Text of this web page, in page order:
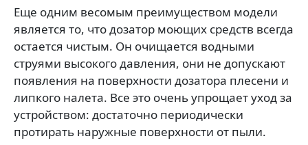
Еще одним весомым преимуществом модели
является то, что дозатор моющих средств всегда
остается чистым. Он очищается водными
струями высокого давления, они не допускают
появления на поверхности дозатора плесени и
липкого налета. Все это очень упрощает уход за
устройством: достаточно периодически
протирать наружные поверхности от пыли.